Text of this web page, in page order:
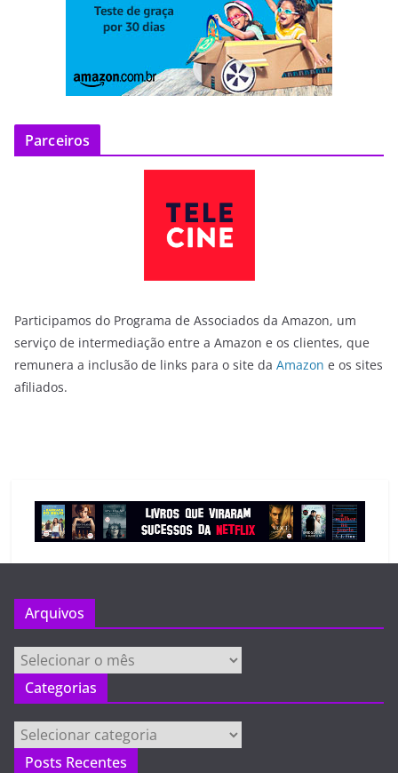
Parceiros
Participamos do Programa de Associados da Amazon, um
serviço de intermediação entre a Amazon e os clientes, que
remunera a inclusão de links para o site da Amazon e os sites
afiliados.
Arquivos
Arquivos
Categorias
Categorias
Posts Recentes